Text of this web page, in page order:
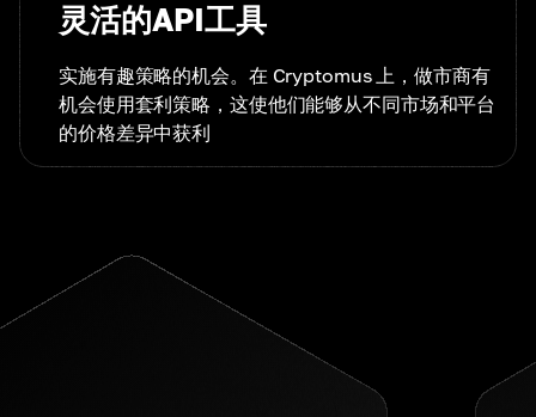
灵活的API工具
实施有趣策略的机会。在 Cryptomus 上，做市商有
机会使用套利策略，这使他们能够从不同市场和平台
的价格差异中获利